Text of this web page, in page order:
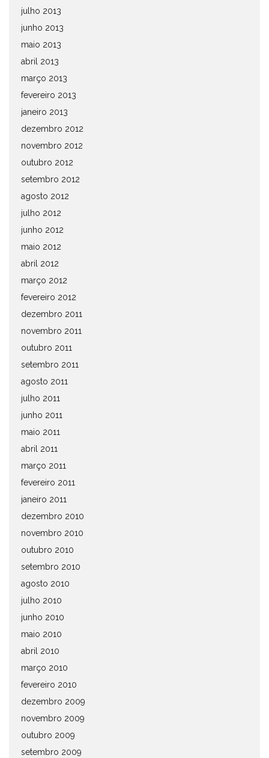
julho 2013
junho 2013
maio 2013
abril 2013
março 2013
fevereiro 2013
janeiro 2013
dezembro 2012
novembro 2012
outubro 2012
setembro 2012
agosto 2012
julho 2012
junho 2012
maio 2012
abril 2012
março 2012
fevereiro 2012
dezembro 2011
novembro 2011
outubro 2011
setembro 2011
agosto 2011
julho 2011
junho 2011
maio 2011
abril 2011
março 2011
fevereiro 2011
janeiro 2011
dezembro 2010
novembro 2010
outubro 2010
setembro 2010
agosto 2010
julho 2010
junho 2010
maio 2010
abril 2010
março 2010
fevereiro 2010
dezembro 2009
novembro 2009
outubro 2009
setembro 2009